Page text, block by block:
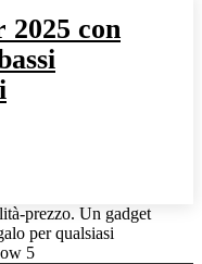
con
prezzo. Un gadget
per qualsiasi
5